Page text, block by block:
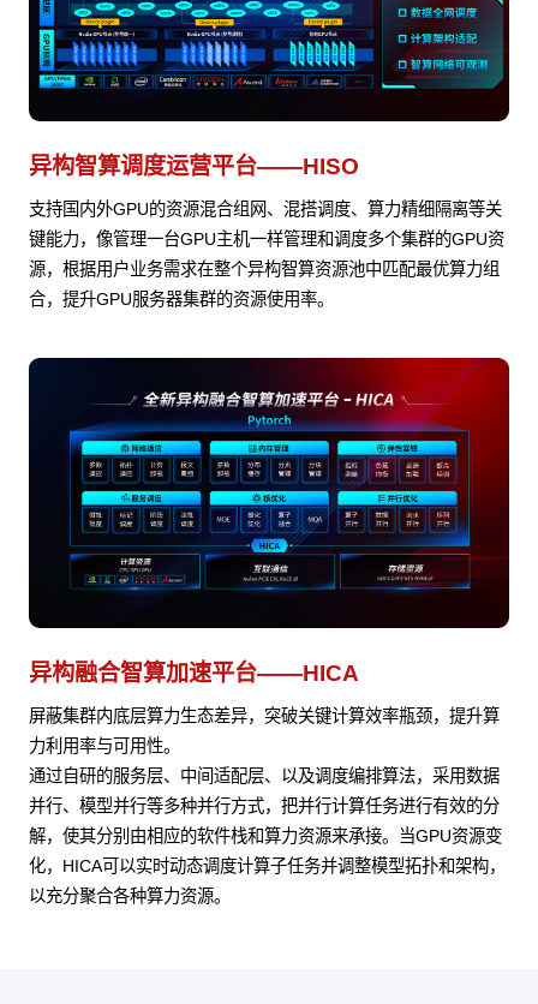
异构智算调度运营平台——HISO
支持国内外GPU的资源混合组网、混搭调度、算力精细隔离等关
键能力，像管理一台GPU主机一样管理和调度多个集群的GPU资
源，根据用户业务需求在整个异构智算资源池中匹配最优算力组
合，提升GPU服务器集群的资源使用率。
异构融合智算加速平台——HICA
屏蔽集群内底层算力生态差异，突破关键计算效率瓶颈，提升算
力利用率与可用性。
通过自研的服务层、中间适配层、以及调度编排算法，采用数据
并行、模型并行等多种并行方式，把并行计算任务进行有效的分
解，使其分别由相应的软件栈和算力资源来承接。当GPU资源变
化，HICA可以实时动态调度计算子任务并调整模型拓扑和架构，
以充分聚合各种算力资源。